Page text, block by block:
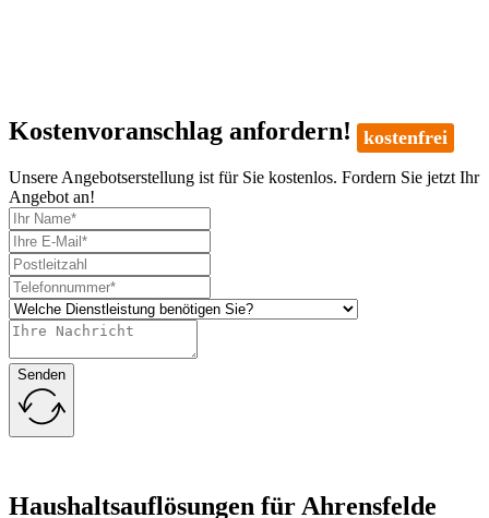
Kostenvoranschlag anfordern! kostenfrei
Unsere Angebotserstellung ist für Sie kostenlos. Fordern Sie jetzt Ihr
Angebot an!
Senden
Haushaltsauflösungen für Ahrensfelde